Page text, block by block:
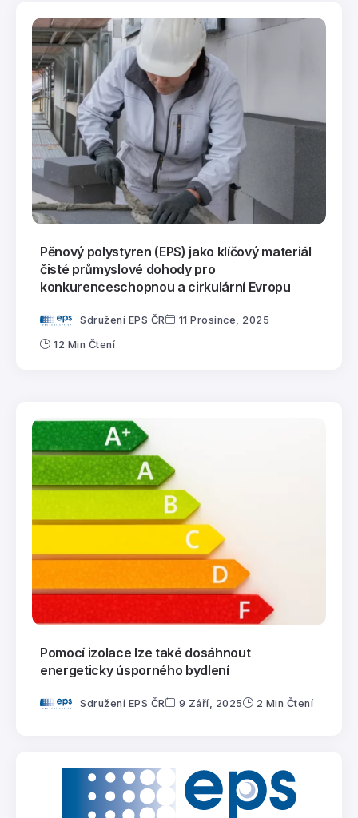
Pěnový polystyren (EPS) jako klíčový materiál
čisté průmyslové dohody pro
konkurenceschopnou a cirkulární Evropu
Sdružení EPS ČR 11 Prosince, 2025
12 Min Čtení
Pomocí izolace lze také dosáhnout
energeticky úsporného bydlení
Sdružení EPS ČR 9 Září, 2025 2 Min Čtení